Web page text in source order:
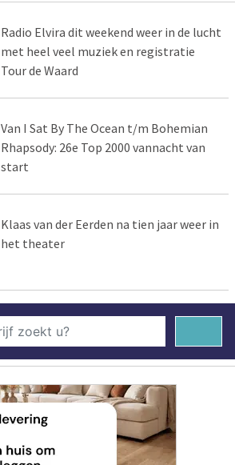
Radio Elvira dit weekend weer in de lucht
met heel veel muziek en registratie
Tour de Waard
Van I Sat By The Ocean t/m Bohemian
Rhapsody: 26e Top 2000 vannacht van
start
Klaas van der Eerden na tien jaar weer in
het theater